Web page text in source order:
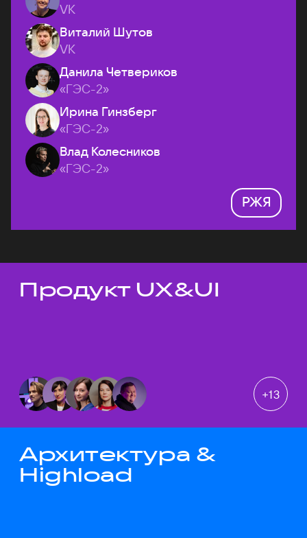
VK
Виталий Шутов
VK
Данила Четвериков
«ГЭС-2»
Ирина Гинзберг
«ГЭС-2»
Влад Колесников
«ГЭС-2»
РЖЯ
Темы докладов
Продукт UX&UI
+13
Архитектура &
Highload